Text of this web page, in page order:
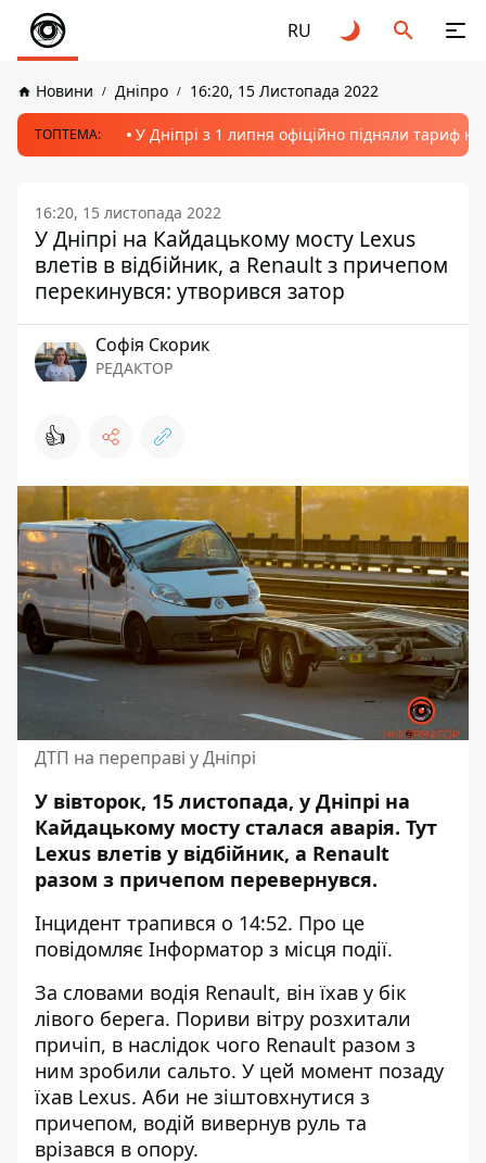
RU
Новини Дніпро 16:20, 15 Листопада 2022
ТОПТЕМА: У Дніпрі з 1 липня офіційно підняли тариф
16:20, 15 листопада 2022
У Дніпрі на Кайдацькому мосту Lexus
влетів в відбійник, а Renault з причепом
перекинувся: утворився затор
Софія Скорик
РЕДАКТОР
👍
ДТП на переправі у Дніпрі
У вівторок, 15 листопада, у Дніпрі на
Кайдацькому мосту сталася аварія. Тут
Lexus влетів у відбійник, а Renault
разом з причепом перевернувся.
Інцидент трапився о 14:52. Про це
повідомляє Інформатор з місця події.
За словами водія Renault, він їхав у бік
лівого берега. Пориви вітру розхитали
причіп, в наслідок чого Renault разом з
ним зробили сальто. У цей момент позаду
їхав Lexus. Аби не зіштовхнутися з
причепом, водій вивернув руль та
врізався в опору.